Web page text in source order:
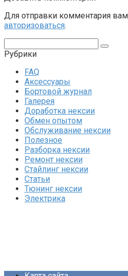
Для отправки комментария
авторизоваться.
Рубрики
FAQ
Аксессуары
Бортовой журнал
Галерея
Доработка нексии
Обмен опытом
Обслуживание нексии
Полезное
Разборка нексии
Ремонт нексии
Стайлинг нексии
Статьи
Тюнинг нексии
Электрика